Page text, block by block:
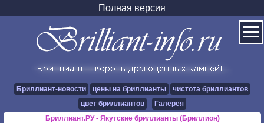
Полная версия
Бриллиант-новости цены на бриллианты
чистота бриллиантов
цвет бриллиантов
Галерея
Бриллиант.РУ - Якутские бриллианты (Бриллион)